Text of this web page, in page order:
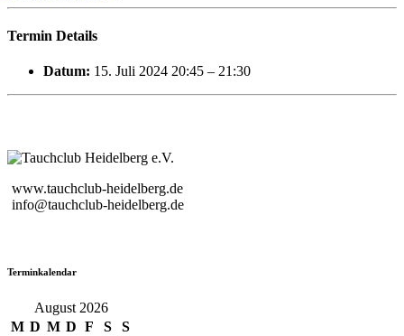
Termin Details
Datum: 15. Juli 2024 20:45 – 21:30
www.tauchclub-heidelberg.de
info@tauchclub-heidelberg.de
Terminkalendar
August 2026
M D M D F S
S